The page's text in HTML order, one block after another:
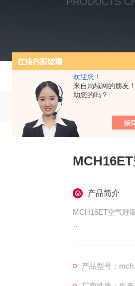
欢迎您！
来自局域网的朋友
助您的吗？
当前位置：首页
产品简介
MCH16ET空气呼
产地:意大利
产品型号：